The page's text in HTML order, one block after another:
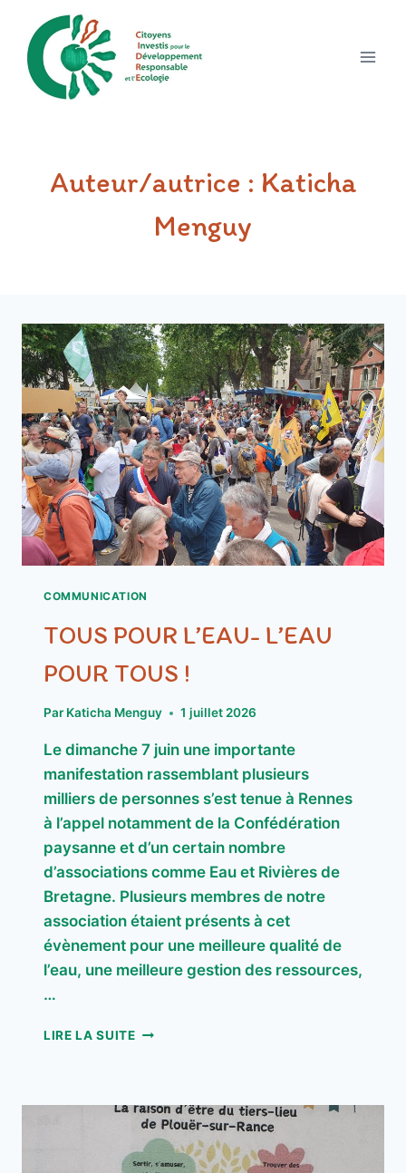
contenu
Auteur/autrice : Katicha
Menguy
COMMUNICATION
TOUS POUR L’EAU- L’EAU
POUR TOUS !
Par Katicha Menguy 1 juillet 2026
Le dimanche 7 juin une importante
manifestation rassemblant plusieurs
milliers de personnes s’est tenue à Rennes
à l’appel notamment de la Confédération
paysanne et d’un certain nombre
d’associations comme Eau et Rivières de
Bretagne. Plusieurs membres de notre
association étaient présents à cet
évènement pour une meilleure qualité de
l’eau, une meilleure gestion des ressources,
…
LIRE LA SUITETOUS
POUR
TOUS